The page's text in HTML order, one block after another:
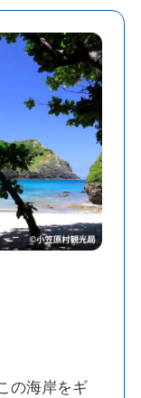
25分、また
しさと利便
海水浴やシ
訪れた際に
い。
の海岸をギ